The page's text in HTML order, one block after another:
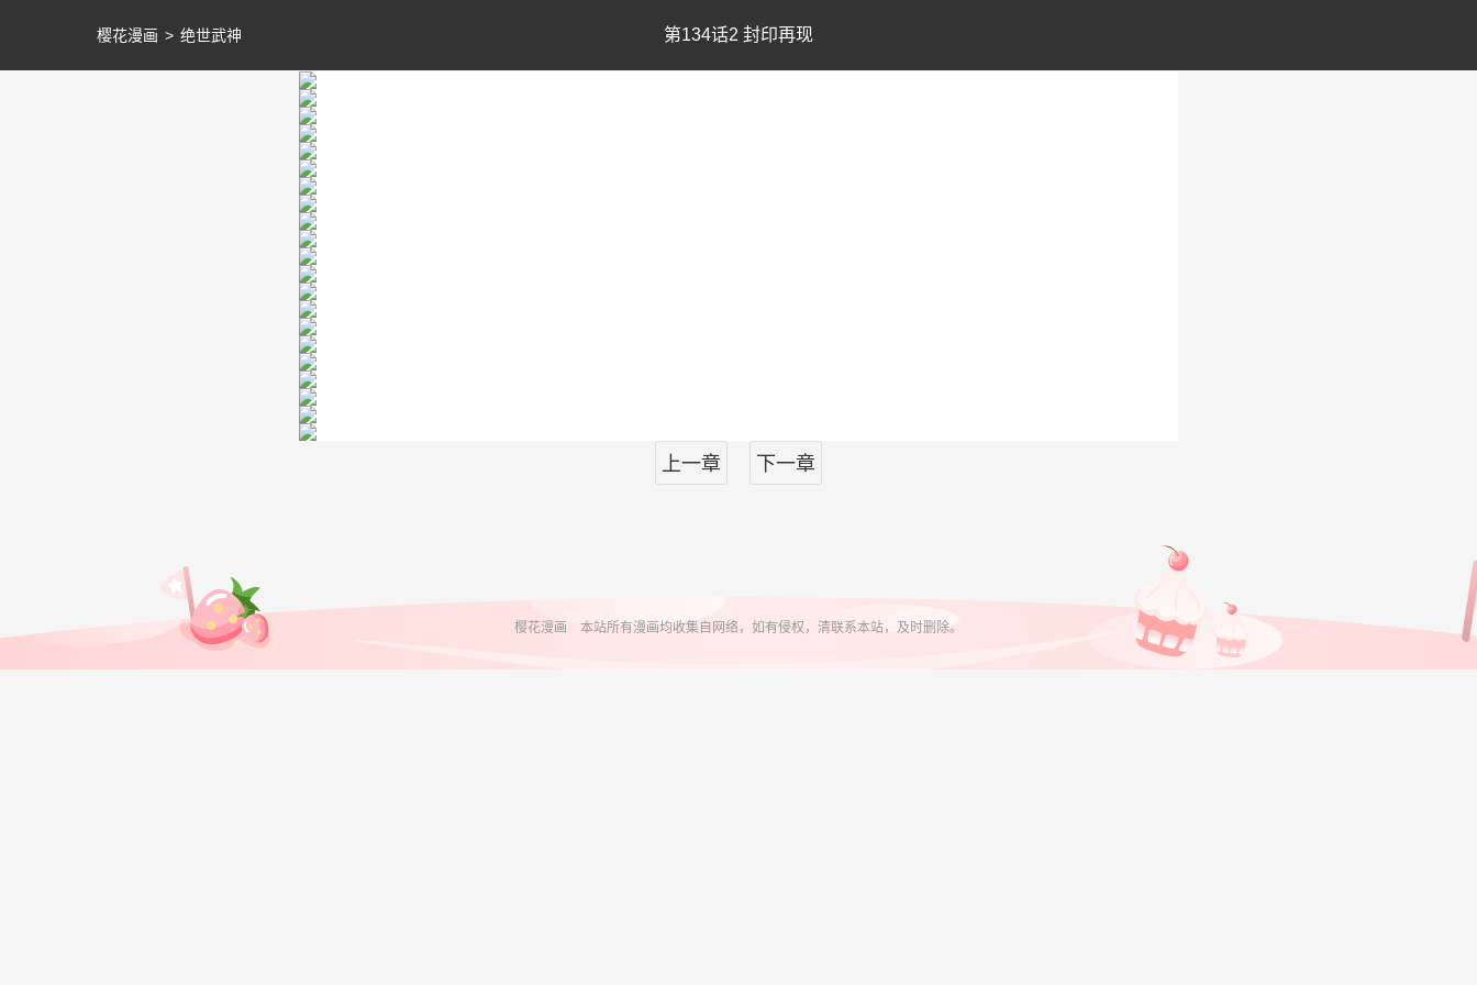
樱花漫画 > 绝世武神 第134话2 封印再现
上一章 下一章
樱花漫画 本站所有漫画均收集自网络，如有侵权，清联系本站，及时删除。